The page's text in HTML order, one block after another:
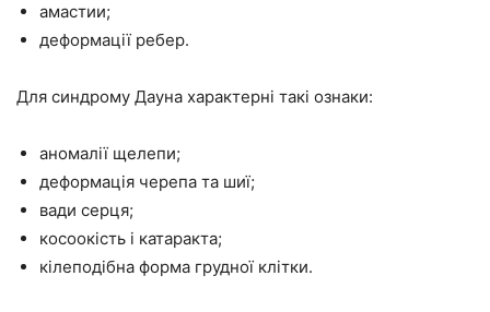
амастии;
деформації ребер.
Для синдрому Дауна характерні такі ознаки:
аномалії щелепи;
деформація черепа та шиї;
вади серця;
косоокість і катаракта;
кілеподібна форма грудної клітки.